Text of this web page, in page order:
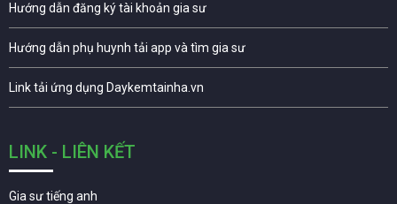
Hướng dẫn đăng ký tài khoản gia sư
Hướng dẫn phụ huynh tải app và tìm gia sư
Link tải ứng dụng Daykemtainha.vn
LINK - LIÊN KẾT
Gia sư tiếng anh